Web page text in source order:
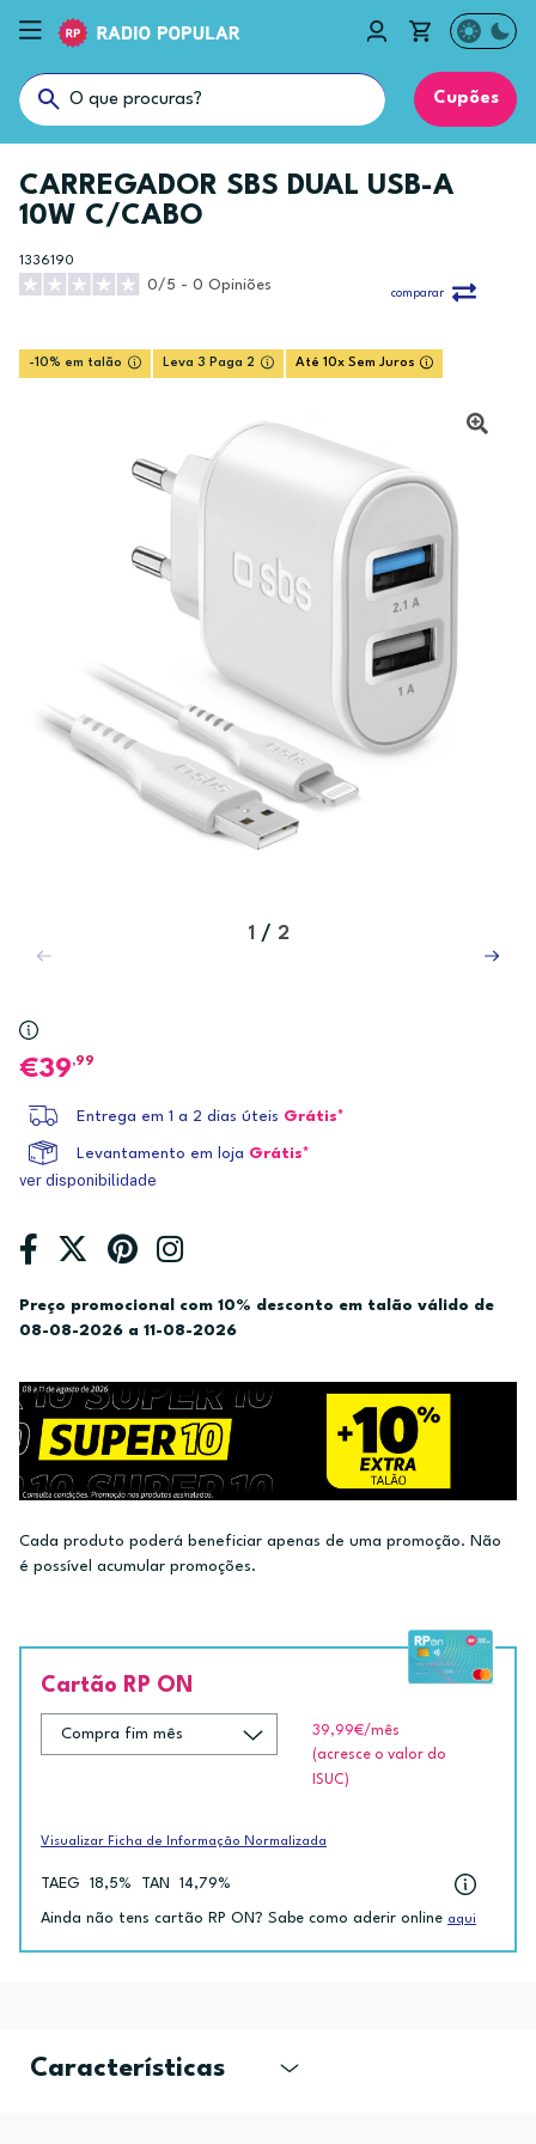
Cupões
CARREGADOR SBS DUAL USB-A
10W C/CABO
1336190
0/5 - 0 Opiniões
comparar
-10% em talão Leva 3 Paga 2 Até 10x Sem Juros
1 / 2
39,99
Entrega em 1 a 2 dias úteis Grátis*
Levantamento em loja Grátis*
ver disponibilidade
Preço promocional com 10% desconto em talão válido de
08-08-2026 a 11-08-2026
Cada produto poderá beneficiar apenas de uma promoção. Não
é possível acumular promoções.
Cartão RP ON
39,99€/mês
(acresce o valor do
ISUC)
Visualizar Ficha de Informação Normalizada
TAEG 18,5% TAN 14,79%
Ainda não tens cartão RP ON? Sabe como aderir online aqui
Características